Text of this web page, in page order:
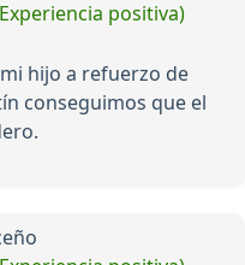
positiva)
hijo a refuerzo de
conseguimos que el